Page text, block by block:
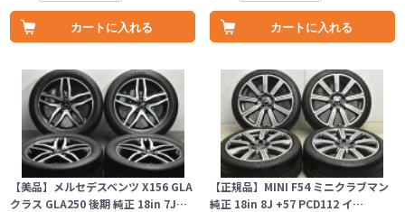
カートに入れる カートに入れる
【美品】メルセデスベンツ X156 GLA
クラス GLA250 後期 純正 18in 7J…
【正規品】MINI F54 ミニクラブマン
純正 18in 8J +57 PCD112 イ…